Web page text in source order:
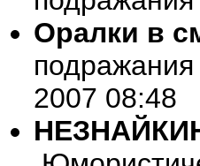
Оралки в
2007 08:48